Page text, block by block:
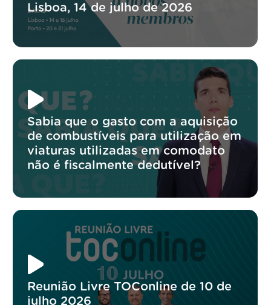
Lisboa, 14 de julho de 2026
Sabia que o gasto com a aquisição
de combustíveis para utilização em
viaturas utilizadas em comodato
não é fiscalmente dedutível?
Reunião Livre TOConline de 10 de
julho 2026